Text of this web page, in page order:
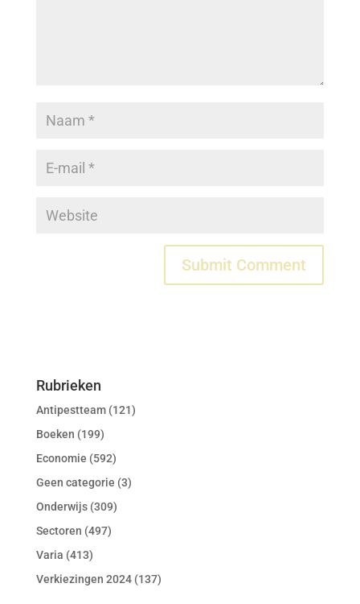
Rubrieken
Antipestteam(121)
Boeken (199)
Economie (592)
Geen categorie (3)
Onderwijs(309)
Sectoren (497)
Varia (413)
Verkiezingen 2024(137)